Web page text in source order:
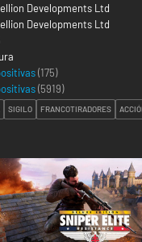
Developments Ltd
Developments Ltd
(175)
(5919)
SIGILO FRANCOTIRADORES